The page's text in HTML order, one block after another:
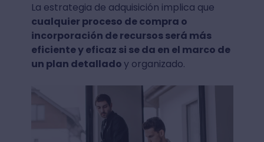
La estrategia de adquisición implica que
cualquier proceso de compra o
incorporación de recursos será más
eficiente y eficaz si se da en el marco de
un plan detalladoy organizado.